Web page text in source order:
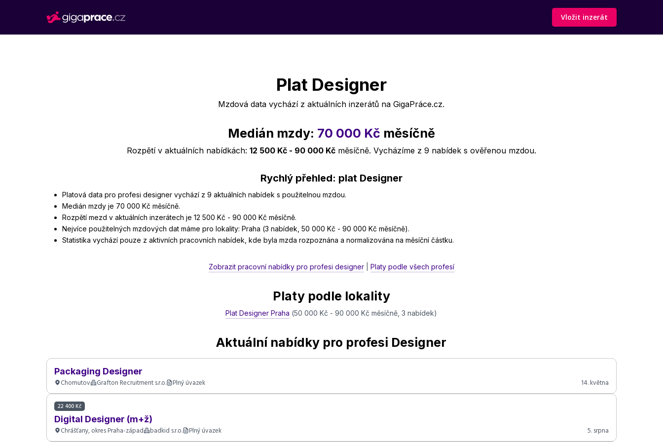
Vložit inzerát
Plat Designer
Mzdová data vychází z aktuálních inzerátů na GigaPráce.cz.
Medián mzdy: 70 000 Kč měsíčně
Rozpětí v aktuálních nabídkách: 12 500 Kč - 90 000 Kčměsíčně. Vycházíme z 9 nabídek s ověřenou mzdou.
Rychlý přehled: plat Designer
Platová data pro profesi designer vychází z 9 aktuálních nabídek s použitelnou mzdou.
Medián mzdy je 70 000 Kč měsíčně.
Rozpětí mezd v aktuálních inzerátech je 12 500 Kč - 90 000 Kč měsíčně.
Nejvíce použitelných mzdových dat máme pro lokality: Praha (3 nabídek, 50 000 Kč - 90 000 Kč měsíčně).
Statistika vychází pouze z aktivních pracovních nabídek, kde byla mzda rozpoznána a normalizována na měsíční částku.
Zobrazit pracovní nabídky pro profesi designer Platy podle všech profesí
Platy podle lokality
Plat Designer Praha (50 000 Kč - 90 000 Kč měsíčně, 3 nabídek)
Aktuální nabídky pro profesi Designer
Packaging Designer
Chomutov Grafton Recruitment s.r.o. Plný úvazek 14. května
22 400 Kč
Digital Designer (m+ž)
Chrášťany, okres Praha-západ badkid s.r.o. Plný úvazek 5. srpna